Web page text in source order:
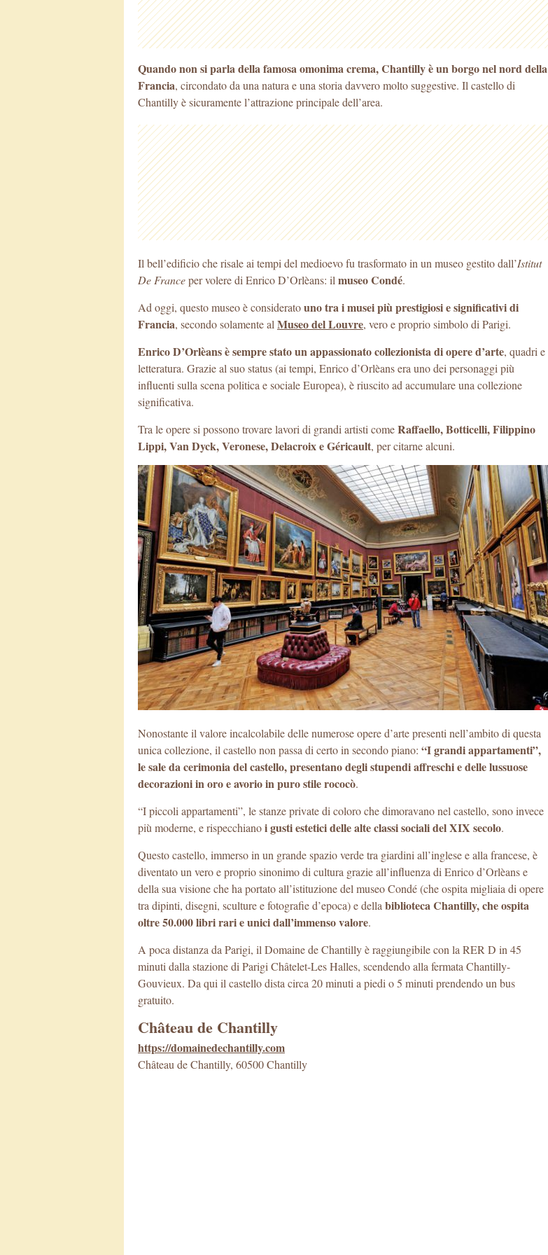
Quando non si parla della famosa omonima crema, Chantilly è un borgo nel nord della
Francia, circondato da una natura e una storia davvero molto suggestive. Il castellodi
Chantilly è sicuramente l’attrazione principale dell’area.
Il bell’edificio che risale ai tempi del medioevo fu trasformato in un museo gestito dall’Istitut
De Franceper volere di Enrico D’Orlèans: il museo Condé.
Ad oggi, questo museo è consideratouno tra i musei più prestigiosi e significativi di
Francia, secondo solamente al Museo del Louvre, vero e proprio simbolo di Parigi.
Enrico D’Orlèans è sempre stato un appassionato collezionista di opere d’arte, quadri e
letteratura. Grazie al suo status (ai tempi, Enrico d’Orlèans era uno dei personaggi più
influenti sulla scena politica e sociale Europea), è riuscito ad accumulare una collezione
significativa.
Tra le opere si possono trovare lavori di grandi artisti comeRaffaello, Botticelli, Filippino
Lippi, Van Dyck, Veronese, Delacroix e Géricault, per citarne alcuni.
Nonostante il valore incalcolabile delle numerose opere d’arte presenti nell’ambito di questa
unica collezione, il castello non passa di certo in secondo piano: “I grandi appartamenti”,
le sale da cerimonia del castello, presentano degli stupendi affreschi e delle lussuose
decorazioni in oro e avorio in puro stile rococò.
“I piccoli appartamenti”, le stanze private di coloro che dimoravano nel castello, sono invece
più moderne, e rispecchianoi gusti estetici delle alte classi sociali del XIX secolo.
Questo castello, immerso in un grande spazio verde tra giardini all’inglese e alla francese, è
diventato un vero e proprio sinonimo di cultura grazie all’influenza di Enrico d’Orlèans e
della sua visione che ha portato all’istituzione del museo Condé (che ospita migliaia di opere
tra dipinti, disegni, sculture e fotografie d’epoca) e della biblioteca Chantilly, che ospita
oltre 50.000 libri rari e unici dall’immenso valore.
A poca distanza da Parigi, il Domaine de Chantilly è raggiungibile con la RER D in 45
minuti dalla stazione di Parigi Châtelet-Les Halles, scendendo alla fermata Chantilly-
Gouvieux. Da qui il castello dista circa 20 minuti a piedi o 5 minuti prendendo un bus
gratuito.
Château de Chantilly
https://domainedechantilly.com
Château de Chantilly, 60500 Chantilly